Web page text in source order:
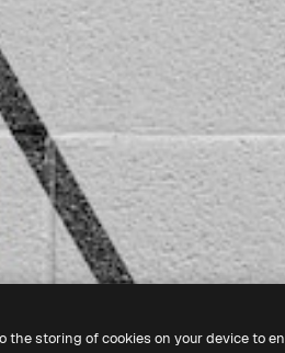
the storing of cookies on your device to